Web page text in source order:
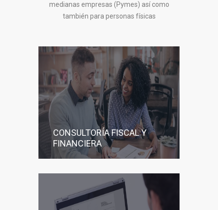
medianas empresas (Pymes) así como
también para personas físicas
CONSULTORÍA FISCAL Y
FINANCIERA